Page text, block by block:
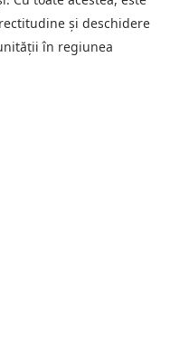
și deschidere
în regiunea